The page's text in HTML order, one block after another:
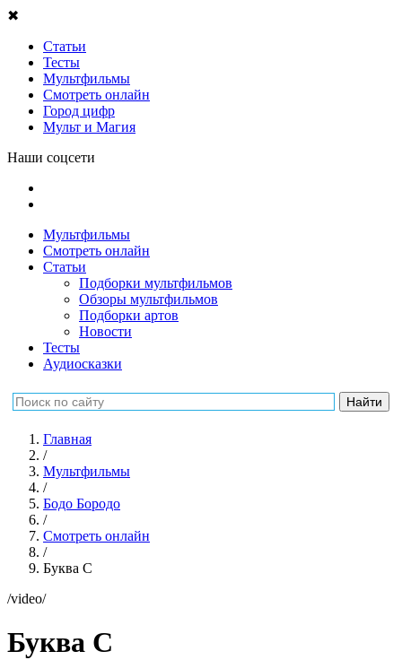
✖
Статьи
Тесты
Мультфильмы
Смотреть онлайн
Город цифр
Мульт и Магия
Наши соцсети
Мультфильмы
Смотреть онлайн
Статьи
Подборки мультфильмов
Обзоры мультфильмов
Подборки артов
Новости
Тесты
Аудиосказки
Главная
/
Мультфильмы
/
Бодо Бородо
/
Смотреть онлайн
/
Буква С
/video/
Буква С